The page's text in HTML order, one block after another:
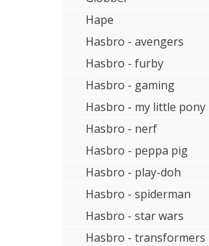
Hape
Hasbro - avengers
Hasbro - furby
Hasbro - gaming
Hasbro - my little pony
Hasbro - nerf
Hasbro - peppa pig
Hasbro - play-doh
Hasbro - spiderman
Hasbro - star wars
Hasbro - transformers